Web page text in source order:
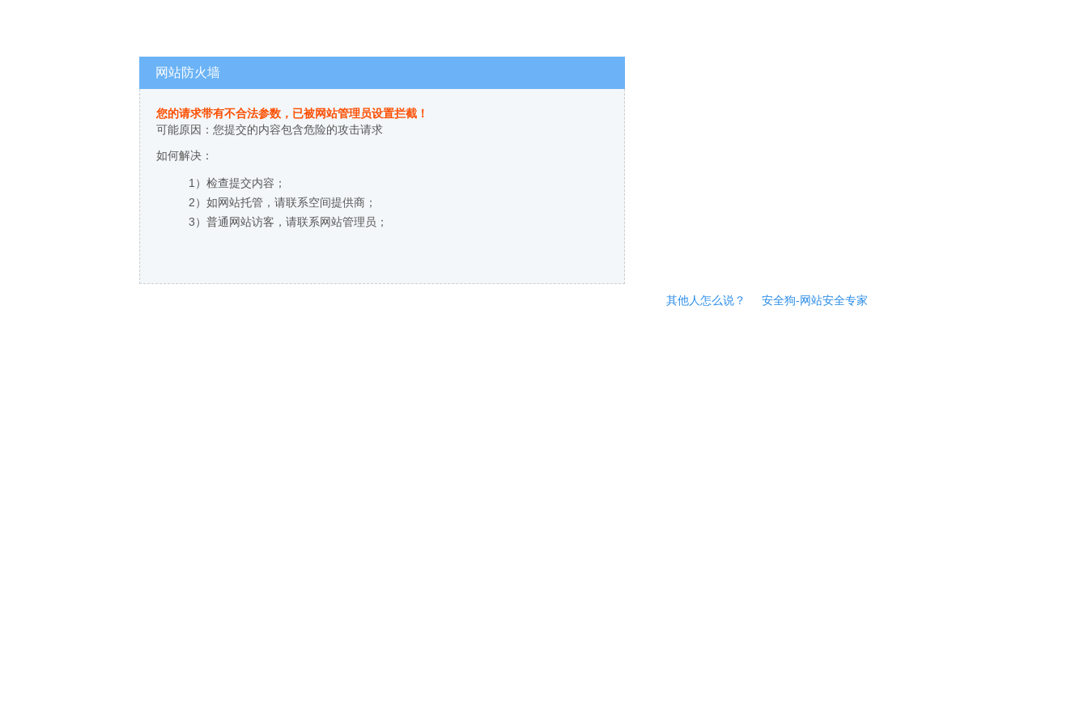
网站防火墙
您的请求带有不合法参数，已被网站管理员设置拦截！
可能原因：您提交的内容包含危险的攻击请求
如何解决：
1）检查提交内容；
2）如网站托管，请联系空间提供商；
3）普通网站访客，请联系网站管理员；
其他人怎么说？ 安全狗-网站安全专家